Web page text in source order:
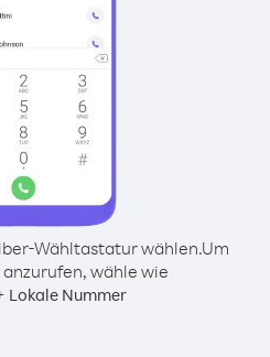
Wähltastatur wählen.Um
anzurufen, wähle wie
Lokale Nummer